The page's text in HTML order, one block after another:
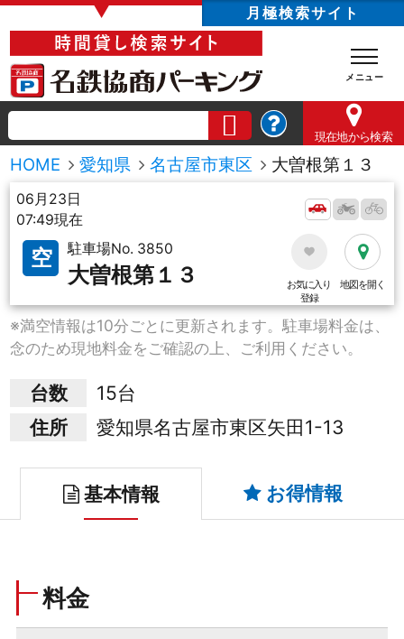
▼ 月極検索サイト
現在地から検索
HOME 愛知県 名古屋市東区 大曽根第１３
06月23日
07:49現在
空 駐車場No. 3850
大曽根第１３
お気に入り
登録
地図を開く
※満空情報は10分ごとに更新されます。駐車場料金は、
念のため現地料金をご確認の上、ご利用ください。
台数
15台
住所
愛知県名古屋市東区矢田1-13
基本情報 お得情報
料金